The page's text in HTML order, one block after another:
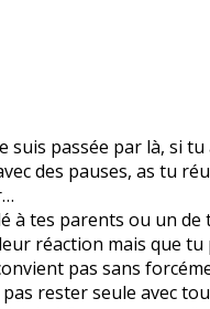
suis passée par là, si
des pauses, as tu
à tes parents ou un
réaction mais que
pas sans
rester seule avec